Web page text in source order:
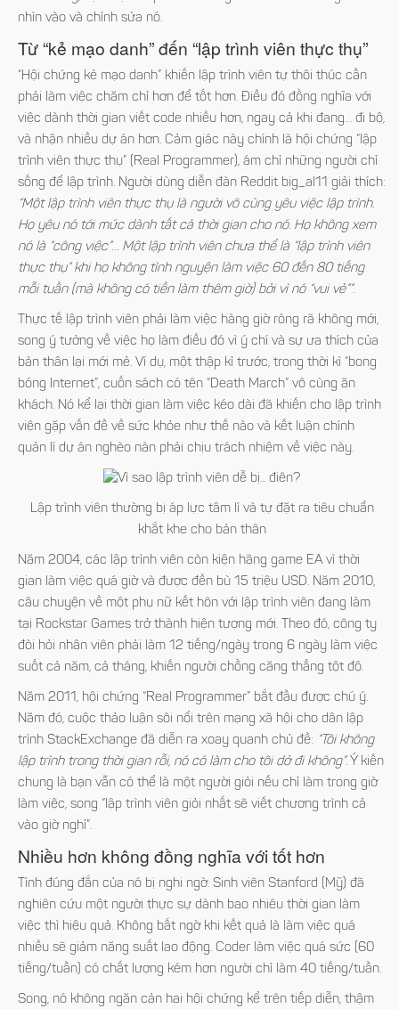
nhìn vào và chỉnh sửa nó.
Từ “kẻ mạo danh” đến “lập trình viên thực thụ”
“Hội chứng kẻ mạo danh” khiến lập trình viên tự thôi thúc cần
phải làm việc chăm chỉ hơn để tốt hơn. Điều đó đồng nghĩa với
việc dành thời gian viết code nhiều hơn, ngay cả khi đang… đi bộ,
và nhận nhiều dự án hơn. Cảm giác này chính là hội chứng “lập
trình viên thực thụ” (Real Programmer), ám chỉ những người chỉ
sống để lập trình. Người dùng diễn đàn Reddit big_al11 giải thích:
“Một lập trình viên thực thụ là người vô cùng yêu việc lập trình.
Họ yêu nó tới mức dành tất cả thời gian cho nó. Họ không xem
nó là “công việc”… Một lập trình viên chưa thể là “lập trình viên
thực thụ” khi họ không tình nguyện làm việc 60 đến 80 tiếng
mỗi tuần (mà không có tiền làm thêm giờ) bởi vì nó “vui vẻ””.
Thực tế lập trình viên phải làm việc hàng giờ ròng rã không mới,
song ý tưởng về việc họ làm điều đó vì ý chí và sự ưa thích của
bản thân lại mới mẻ. Ví dụ, một thập kỉ trước, trong thời kì “bong
bóng Internet”, cuốn sách có tên “Death March” vô cùng ăn
khách. Nó kể lại thời gian làm việc kéo dài đã khiến cho lập trình
viên gặp vấn đề về sức khỏe như thế nào và kết luận chính
quản lí dự án nghèo nàn phải chịu trách nhiệm về việc này.
Lập trình viên thường bị áp lực tâm lí và tự đặt ra tiêu chuẩn
khắt khe cho bản thân
Năm 2004, các lập trình viên còn kiện hãng game EA vì thời
gian làm việc quá giờ và được đền bù 15 triệu USD. Năm 2010,
câu chuyện về một phụ nữ kết hôn với lập trình viên đang làm
tại Rockstar Games trở thành hiện tượng mới. Theo đó, công ty
đòi hỏi nhân viên phải làm 12 tiếng/ngày trong 6 ngày làm việc
suốt cả năm, cả tháng, khiến người chồng căng thẳng tột độ.
Năm 2011, hội chứng “Real Programmer” bắt đầu được chú ý.
Năm đó, cuộc thảo luận sôi nổi trên mạng xã hội cho dân lập
trình StackExchange đã diễn ra xoay quanh chủ đề: “Tôi không
lập trình trong thời gian rỗi, nó có làm cho tôi dở đi không”. Ý kiến
chung là bạn vẫn có thể là một người giỏi nếu chỉ làm trong giờ
làm việc, song “lập trình viên giỏi nhất sẽ viết chương trình cả
vào giờ nghỉ”.
Nhiều hơn không đồng nghĩa với tốt hơn
Tính đúng đắn của nó bị nghi ngờ. Sinh viên Stanford (Mỹ) đã
nghiên cứu một người thực sự dành bao nhiêu thời gian làm
việc thì hiệu quả. Không bất ngờ khi kết quả là làm việc quá
nhiều sẽ giảm năng suất lao động. Coder làm việc quá sức (60
tiếng/tuần) có chất lượng kém hơn người chỉ làm 40 tiếng/tuần.
Song, nó không ngăn cản hai hội chứng kể trên tiếp diễn, thậm